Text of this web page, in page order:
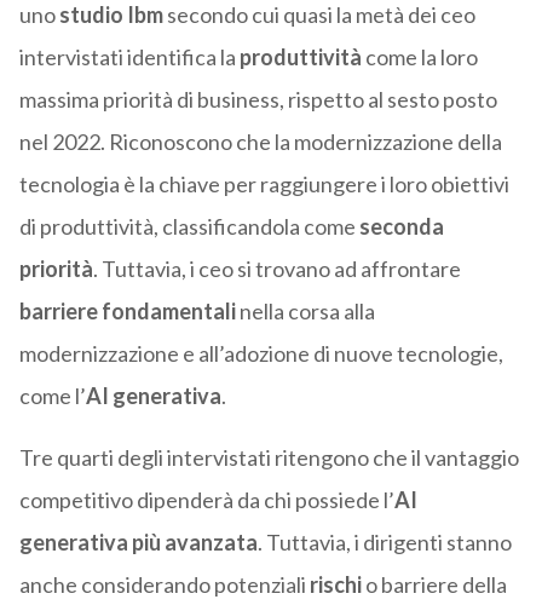
unostudio Ibmsecondo cui quasi la metà dei ceo
intervistati identifica la produttività come la loro
massima priorità di business, rispetto al sesto posto
nel 2022. Riconoscono che la modernizzazione della
tecnologia è la chiave per raggiungere i loro obiettivi
di produttività, classificandola come seconda
priorità. Tuttavia, i ceo si trovano ad affrontare
barriere fondamentalinella corsa alla
modernizzazione e all’adozione di nuove tecnologie,
come l’AI generativa.
Tre quarti degli intervistati ritengono che il vantaggio
competitivo dipenderà da chi possiede l’AI
generativa più avanzata. Tuttavia, i dirigenti stanno
anche considerando potenziali rischio barriere della